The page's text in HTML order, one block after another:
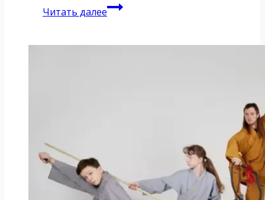
Читать далееТрадиционные
методы